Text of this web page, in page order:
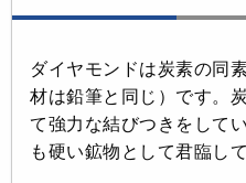
ダイヤモンドは炭素の同
材は鉛筆と同じ）です。
て強力な結びつきをして
も硬い鉱物として君臨して